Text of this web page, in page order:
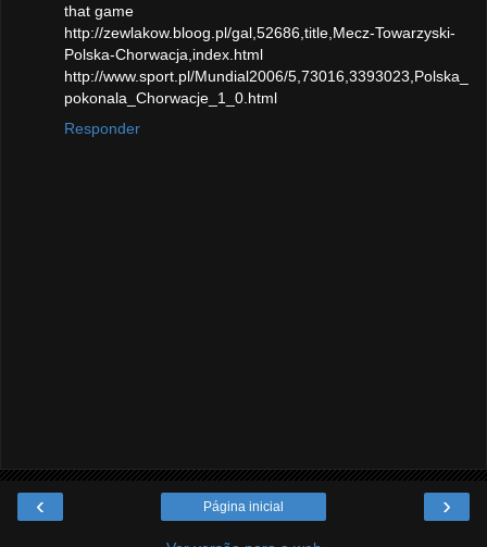
that game
http://zewlakow.bloog.pl/gal,52686,title,Mecz-Towarzyski-
Polska-Chorwacja,index.html
http://www.sport.pl/Mundial2006/5,73016,3393023,Polska_
pokonala_Chorwacje_1_0.html
Responder
‹ ›
Página inicial